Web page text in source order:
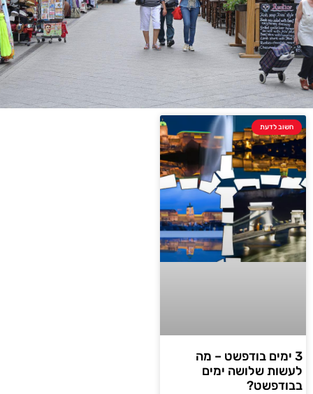
חשוב לדעת
3 ימים בודפשט – מה
לעשות שלושה ימים
בבודפשט?